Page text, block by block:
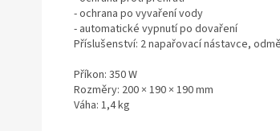
- ochrana po vyvaření vody
- automatické vypnutí po dovaření
Příslušenství: 2 napařovací nástavce,
Příkon: 350 W
Rozměry: 200 × 190 × 190 mm
Váha: 1,4 kg